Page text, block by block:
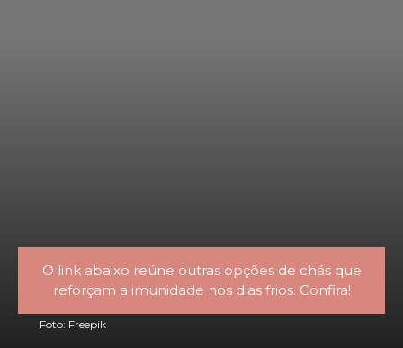
O link abaixo reúne outras opções de chás que
reforçam a imunidade nos dias frios. Confira!
Foto: Freepik